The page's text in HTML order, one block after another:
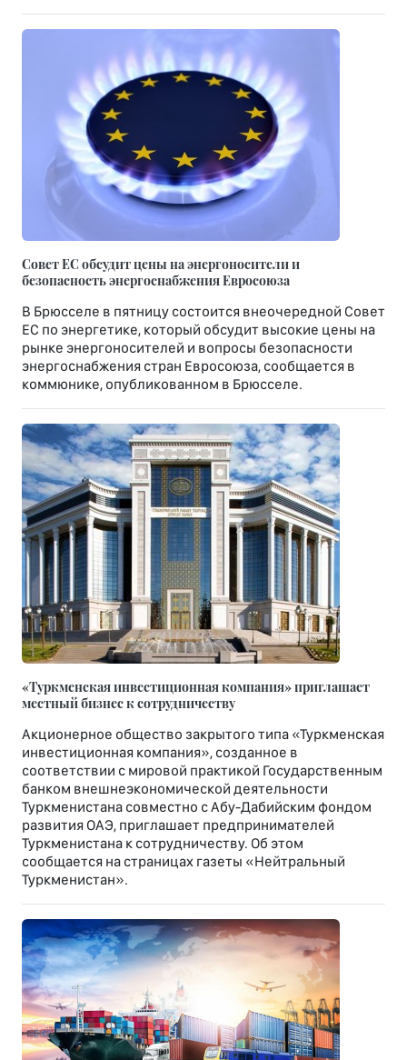
Совет ЕС обсудит цены на энергоносители и
безопасность энергоснабжения Евросоюза
В Брюсселе в пятницу состоится внеочередной Совет
ЕС по энергетике, который обсудит высокие цены на
рынке энергоносителей и вопросы безопасности
энергоснабжения стран Евросоюза, сообщается в
коммюнике, опубликованном в Брюсселе.
«Туркменская инвестиционная компания» приглашает
местный бизнес к сотрудничеству
Акционерное общество закрытого типа «Туркменская
инвестиционная компания», созданное в
соответствии с мировой практикой Государственным
банком внешнеэкономической деятельности
Туркменистана совместно с Абу-Дабийским фондом
развития ОАЭ, приглашает предпринимателей
Туркменистана к сотрудничеству. Об этом
сообщается на страницах газеты «Нейтральный
Туркменистан».